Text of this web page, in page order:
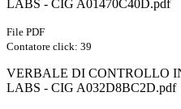
LABS - CIG A01470C40D.pdf
File PDF
Contatore click: 39
VERBALE DI CONTROLLO
LABS - CIG A032D8BC2D.pdf